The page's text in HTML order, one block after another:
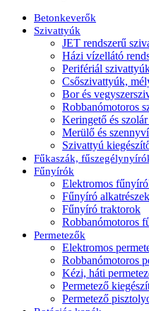
Betonkeverők
Szivattyúk
JET rendszerű
Házi vízellátó
Perifériál
Csőszivattyúk,
Bor és
Robbanómotoros
Keringető és
Merülő és
Szivattyú
Fűkaszák,
Fűnyírók
Elektromos
Fűnyíró alkatrészek
Fűnyíró traktorok
Robbanómotoros
Permetezők
Elektromos
Robbanómotoros
Kézi, háti
Permetező
Permetező